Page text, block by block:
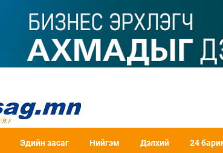
Эдийн засаг Нийгэм Дэлхий 24